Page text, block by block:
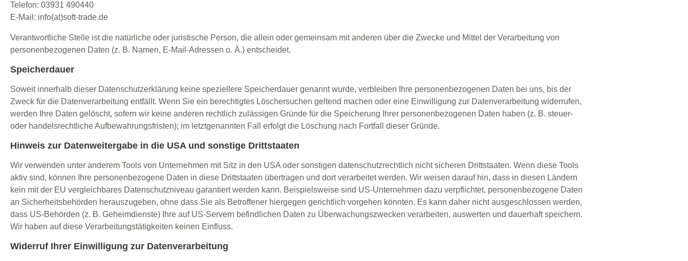
Telefon: 03931 490440
E-Mail: info(at)soft-trade.de
Verantwortliche Stelle ist die natürliche oder juristische Person, die allein oder gemeinsam mit anderen über die Zwecke und Mittel der Verarbeitung von
personenbezogenen Daten (z. B. Namen, E-Mail-Adressen o. Ä.) entscheidet.
Speicherdauer
Soweit innerhalb dieser Datenschutzerklärung keine speziellere Speicherdauer genannt wurde, verbleiben Ihre personenbezogenen Daten bei uns, bis der
Zweck für die Datenverarbeitung entfällt. Wenn Sie ein berechtigtes Löschersuchen geltend machen oder eine Einwilligung zur Datenverarbeitung widerrufen,
werden Ihre Daten gelöscht, sofern wir keine anderen rechtlich zulässigen Gründe für die Speicherung Ihrer personenbezogenen Daten haben (z. B. steuer-
oder handelsrechtliche Aufbewahrungsfristen); im letztgenannten Fall erfolgt die Löschung nach Fortfall dieser Gründe.
Hinweis zur Datenweitergabe in die USA und sonstige Drittstaaten
Wir verwenden unter anderem Tools von Unternehmen mit Sitz in den USA oder sonstigen datenschutzrechtlich nicht sicheren Drittstaaten. Wenn diese Tools
aktiv sind, können Ihre personenbezogene Daten in diese Drittstaaten übertragen und dort verarbeitet werden. Wir weisen darauf hin, dass in diesen Ländern
kein mit der EU vergleichbares Datenschutzniveau garantiert werden kann. Beispielsweise sind US-Unternehmen dazu verpflichtet, personenbezogene Daten
an Sicherheitsbehörden herauszugeben, ohne dass Sie als Betroffener hiergegen gerichtlich vorgehen könnten. Es kann daher nicht ausgeschlossen werden,
dass US-Behörden (z. B. Geheimdienste) Ihre auf US-Servern befindlichen Daten zu Überwachungszwecken verarbeiten, auswerten und dauerhaft speichern.
Wir haben auf diese Verarbeitungstätigkeiten keinen Einfluss.
Widerruf Ihrer Einwilligung zur Datenverarbeitung